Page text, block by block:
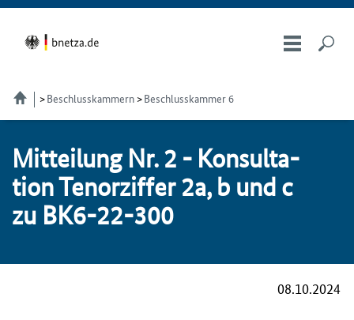
Beschlusskammern Beschlusskammer 6
Mit­tei­lung Nr. 2 - Kon­sul­ta­
ti­on Te­nor­zif­fer 2a, b und c
zu BK6-22-300
08.10.2024